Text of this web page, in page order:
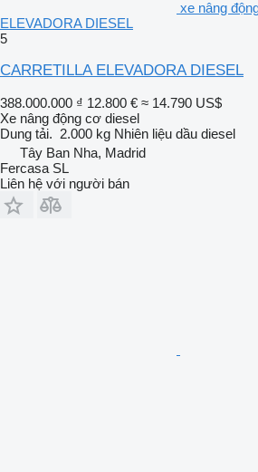
xe nâng
ELEVADORA DIESEL
5
CARRETILLA ELEVADORA DIESEL
388.000.000 ₫ 12.800 € ≈ 14.790 US$
Xe nâng động cơ diesel
Dung tải. 2.000 kg Nhiên liệu dầu diesel
Tây Ban Nha, Madrid
Fercasa SL
Liên hệ với người bán